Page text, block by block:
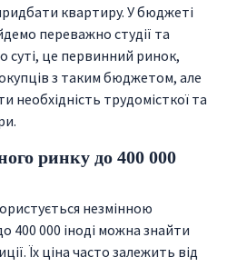
квартиру. У бюджеті
переважно студії та
суті, це первинний ринок,
з таким бюджетом, але
необхідність трудомісткої та
ринку до 400 000
незмінною
400 000 іноді можна знайти
Їх ціна часто залежить від